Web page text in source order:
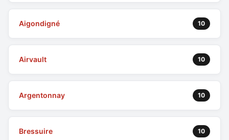
Aigondigné 10
Airvault 10
Argentonnay 10
Bressuire 10